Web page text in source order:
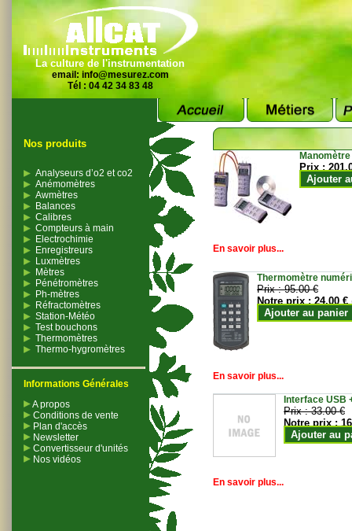
La culture de l'instrumentation
email: info@mesurez.com
Tél : 04 42 34 83 48
Nos produits
Analyseurs d’o2 et co2
Anémomètres
Awmètres
Balances
Calibres
Compteurs à main
Electrochimie
Enregistreurs
Luxmètres
Mètres
Pénétromètres
Ph-mètres
Réfractomètres
Station-Météo
Test bouchons
Thermomètres
Thermo-hygromètres
Informations Générales
A propos
Conditions de vente
Plan d'accès
Newsletter
Convertisseur d'unités
Nos vidéos
Prix :
Ajouter
En savoir plus...
Thermomètre
Prix :95.00 €
Notre prix :24.00 €
Ajouter au panier
En savoir plus...
Interface USB
Prix :33.00 €
Notre prix :
Ajouter au
En savoir plus...